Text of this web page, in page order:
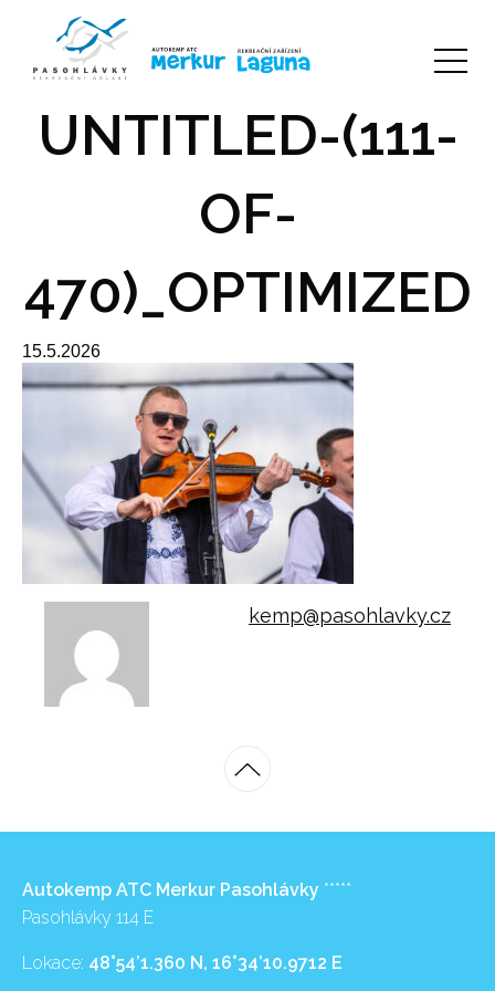
UNTITLED-(111-
OF-
470)_OPTIMIZED
15.5.2026
kemp@pasohlavky.cz
Autokemp ATC Merkur Pasohlávky *****
Pasohlávky 114 E
Lokace: 48°54’1.360 N, 16°34’10.9712 E